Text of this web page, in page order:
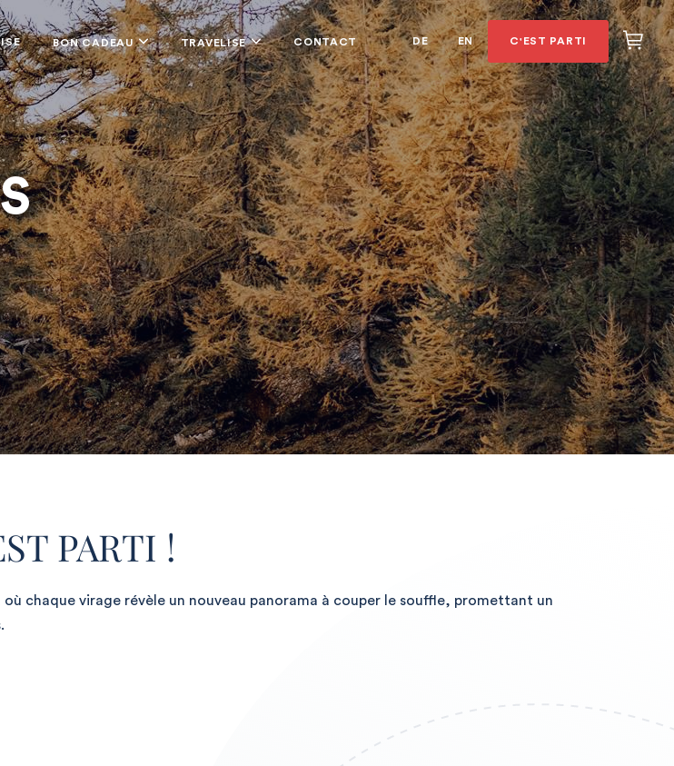
BON CADEAU TRAVELISE CONTACT DE EN C'EST PARTI
PARTI !
chaque virage révèle un nouveau panorama à couper le souffle, promettant un